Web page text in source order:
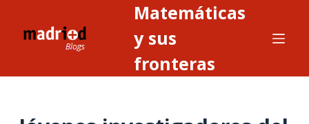
Matemáticas
y sus
fronteras